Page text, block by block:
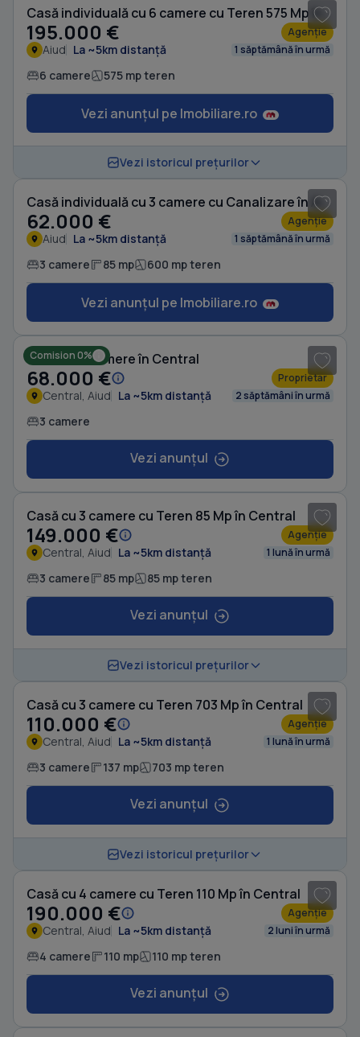
Casă individuală cu 6 camere cu Teren 575 Mp în Aiud
195.000 € Agenție
Aiud La ~5km distanță 1 săptămână în urmă
6 camere 575 mp teren
Vezi anunțul pe Imobiliare.ro
Vezi istoricul prețurilor
Casă individuală cu 3 camere cu Canalizare în Aiud
62.000 € Agenție
Aiud La ~5km distanță 1 săptămână în urmă
3 camere 85 mp 600 mp teren
Vezi anunțul pe Imobiliare.ro
Comision 0%
Casă cu 3 camere în Central
68.000 € Proprietar
Central, Aiud La ~5km distanță 2 săptămâni în urmă
3 camere
Vezi anunțul
Casă cu 3 camere cu Teren 85 Mp în Central
149.000 € Agenție
Central, Aiud La ~5km distanță 1 lună în urmă
3 camere 85 mp 85 mp teren
Vezi anunțul
Vezi istoricul prețurilor
Casă cu 3 camere cu Teren 703 Mp în Central
110.000 € Agenție
Central, Aiud La ~5km distanță 1 lună în urmă
3 camere 137 mp 703 mp teren
Vezi anunțul
Vezi istoricul prețurilor
Casă cu 4 camere cu Teren 110 Mp în Central
190.000 € Agenție
Central, Aiud La ~5km distanță 2 luni în urmă
4 camere 110 mp 110 mp teren
Vezi anunțul